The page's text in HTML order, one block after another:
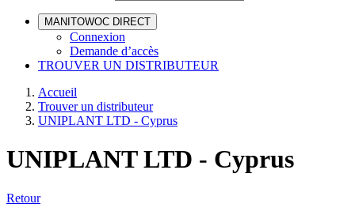
MANITOWOC DIRECT
Connexion
Demande d’accès
TROUVER UN DISTRIBUTEUR
Accueil
Trouver un distributeur
UNIPLANT LTD - Cyprus
UNIPLANT LTD - Cyprus
Retour